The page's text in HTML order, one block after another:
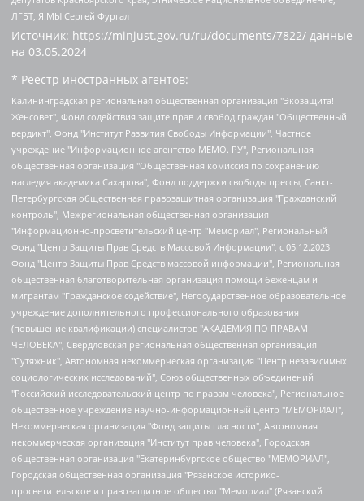
ЛГБТ, Я.МЫ Сергей Фургал
Источник: https://minjust.gov.ru/ru/documents/7822/ данные
на 03.05.2024
* Реестр иностранных агентов:
Калининградская региональная общественная организация "Экозащита!-Женсовет", Фонд содействия защите прав и свобод граждан "Общественный вердикт", Фонд "Институт Развития Свободы Информации", Частное учреждение "Информационное агентство МЕМО. РУ", Региональная общественная организация "Общественная комиссия по сохранению наследия академика Сахарова", Фонд поддержки свободы прессы, Санкт-Петербургская общественная правозащитная организация "Гражданский контроль", Межрегиональная общественная организация "Информационно-просветительский центр "Мемориал", Региональный Фонд "Центр Защиты Прав Средств Массовой Информации", с 05.12.2023 Фонд "Центр Защиты Прав Средств массовой информации", Региональная общественная благотворительная организация помощи беженцам и мигрантам "Гражданское содействие", Негосударственное образовательное учреждение дополнительного профессионального образования (повышение квалификации) специалистов "АКАДЕМИЯ ПО ПРАВАМ ЧЕЛОВЕКА", Свердловская региональная общественная организация "Сутяжник", Автономная некоммерческая организация "Центр независимых социологических исследований", Союз общественных объединений "Российский исследовательский центр по правам человека", Региональное общественное учреждение научно-информационный центр "МЕМОРИАЛ", Некоммерческая организация "Фонд защиты гласности", Автономная некоммерческая организация "Институт прав человека", Городская общественная организация "Екатеринбургское общество "МЕМОРИАЛ", Городская общественная организация "Рязанское историко-просветительское и правозащитное общество "Мемориал" (Рязанский Мемориал), Челябинский региональный орган общественной самодеятельности – женское общественное объединение "Женщины Евразии", Челябинский региональный орган общественной самодеятельности "Уральская правозащитная группа", Фонд содействия защите здоровья и социальной справедливости имени Андрея Рылькова, Автономная Некоммерческая Организация "Аналитический Центр Юрия Левады", Автономная некоммерческая организация социальной поддержки населения "Проект Апрель", Региональная общественная организация помощи женщинам и детям, находящимся в кризисной ситуации "Информационно-методический центр "Анна", Фонд содействия развитию массовых коммуникаций и правовому просвещению "Так-так-Так", Фонд содействия устойчивому развитию "Серебряная тайга", Свердловский региональный общественный фонд социальных проектов "Новое время", "Idel.Реалии", Кавказ.Реалии, Крым.Реалии, Телеканал Настоящее Время, Татаро-башкирская служба Радио Свобода (Azatliq Radiosi), Радио Свободная Европа/Радио Свобода (PCE/PC), "Сибирь.Реалии", "Фактограф", Благотворительный фонд помощи осужденным и их семьям, Автономная некоммерческая организация "Институт глобализации и социальных движений", Фонд "В защиту прав заключенных", Частное учреждение "Центр поддержки и содействия развитию средств массовой информации", Пензенский региональный общественный благотворительный фонд "Гражданский союз", "Север.Реалии", Некоммерческая организация Фонд "Правовая инициатива", Общество с ограниченной ответственностью "Радио Свободная Европа/Радио Свобода", Чешское информационное агентство "MEDIUM-ORIENT", Красноярская региональная общественная организация "Мы против СПИДа", Камалягин Денис Николаевич, Маркелов Сергей Евгеньевич, Пономарев Лев Александрович, Савицкая Людмила Алексеевна, Автономная некоммерческая организация "Центр по работе с проблемой насилия "НАСИЛИЮ.НЕТ", Межрегиональный профессиональный союз работников здравоохранения "Альянс врачей", Юридическое лицо, зарегистрированное в Латвийской Республике, SIA "Medusa Project" (регистрационный номер 40103797863, дата регистрации 10.06.2014), Некоммерческая организация "Фонд по борьбе с коррупцией", Автономная некоммерческая организация "Институт права и публичной политики", Баданин Роман Сергеевич, Гликин Максим Александрович, Железнова Мария Михайловна, Лукьянова Юлия Сергеевна, Маетная Елизавета Витальевна, Маняхин Петр Борисович, Чуракова Ольга Владимировна, Ярош Юлия Петровна, Юридическое лицо "The Insider SIA", зарегистрированное в Риге, Латвийская Республика (дата регистрации 26.06.2015), являющееся администратором доменного имени интернет-издания "The Insider SIA", https://theins.ru, Постернак Алексей Евгеньевич, Рубин Михаил Аркадьевич, Анин Роман Александрович, Юридическое лицо Istories fonds, зарегистрированное в Латвийской Республике (регистрационный номер 50008295751, дата регистрации 24.02.2020), Великовский Дмитрий Александрович, Долинина Ирина Николаевна, Мароховская Алеся Алексеевна, Шлейнов Роман Юрьевич, Шмагун Олеся Валентиновна, Общество с ограниченной ответственностью "Альтаир 2021", Общество с ограниченной ответственностью "Вега 2021", Общество с ограниченной ответственностью "Главный редактор 2021", Общество с ограниченной ответственностью "Ромашки монолит", Важенков Артем Валерьевич, Ивановская областная общественная организация "Центр гендерных исследований", Гурман Юрий Альбертович, Медиапроект "ОВД-Инфо", Егоров Владимир Владимирович, Жилинский Владимир Александрович, Общество с ограниченной ответственностью "ЗП", Иванова София Юрьевна, Карезина Инна Павловна, Кильтау Екатерина Викторовна, Петров Алексей Викторович, Пискунов Сергей Евгеньевич, Смирнов Сергей Сергеевич, Тихонов Михаил Сергеевич, Общество с ограниченной ответственностью "ЖУРНАЛИСТ-ИНОСТРАННЫЙ АГЕНТ", Арапова Галина Юрьевна, Вольтская Татьяна Анатольевна, Американская компания "Mason G.E.S. Anonymous Foundation" (США), являющаяся владельцем интернет-издания https://mnews.world/, Компания "Stichting Bellingcat", зарегистрированная в Нидерландах (дата регистрации 11.07.2018), Захаров Андрей Вячеславович, Клепиковская Екатерина Дмитриевна, Общество с ограниченной ответственностью "МЕМО", Перл Роман Александрович, Симонов Евгений Алексеевич, Соловьева Елена Анатольевна, Сотников Даниил Владимирович, Сурначева Елизавета Дмитриевна, Автономная некоммерческая организация по защите прав человека и информированию населения "Якутия – Наше Мнение", Общество с ограниченной ответственностью "Москоу диджитал медиа", с 26.01.2023 Общество с ограниченной ответственностью "Чайка Белые сады", Ветошкина Валерия Валерьевна, Заговора Максим Александрович, Межрегиональное общественное движение "Российская ЛГБТ - сеть", Оленичев Максим Владимирович, Павлов Иван Юрьевич, Скворцова Елена Сергеевна, Общество с ограниченной ответственностью "Как бы инагент", Кочетков Игорь Викторович, Общество с ограниченной ответственностью "Честные выборы", Еланчик Олег Александрович, Общество с ограниченной ответственностью "Нобелевский призыв", Гималова Регина Эмилевна, Григорьев Андрей Валерьевич, Григорьева Алина Александровна, Ассоциация по содействию защите прав призывников, альтернативнослужащих и военнослужащих "Правозащитная группа "Гражданин.Армия.Право", Хисамова Регина Фаритовна, Автономная некоммерческая организация по реализации социально-правовых программ "Лилит", Дальневосточное общественное движение "Маяк", Санкт-Петербургская ЛГБТ-инициативная группа "Выход", Инициативная группа ЛГБТ+ "Реверс", Алексеев Андрей Викторович, Бекбулатова Таисия Львовна, Беляев Иван Михайлович, Владыкина Елена Сергеевна, Гельман Марат Александрович, Никульшина Вероника Юрьевна, Толоконникова Надежда Андреевна, Шендерович Виктор Анатольевич, Общество с ограниченной ответственностью "Данное сообщение", Общество с ограниченной ответственностью Издательский дом "Новая глава", Айнбиндер Александра Александровна, Московский комьюнити-центр для ЛГБТ+инициатив, Благотворительный фонд развития филантропии, Deutsche Welle (Германия, Kurt-Schumacher-Strasse 3, 53113 Bonn), Борзунова Мария Михайловна, Воробьев Виктор Викторович, Голубева Анна Львовна, Константинова Алла Михайловна, Малкова Ирина Владимировна, Мурадов Мурад Абдулгалимович, Осетинская Елизавета Николаевна, Понасенков Евгений Николаевич, Ганапольский Матвей Юрьевич, Киселев Евгений Алексеевич, Борухович Ирина Григорьевна, Дремин Иван Тимофеевич, Дубровский Дмитрий Викторович, Красноярская региональная общественная организация поддержки и развития альтернативных образовательных технологий и межкультурных коммуникаций "ИНТЕРРА", Маяковская Екатерина Алексеевна, Фейгин Марк Захарович, Филимонов Андрей Викторович, Дзугкоева Регина Николаевна, Доброхотов Роман Александрович, Дудь Юрий Александрович, Елкин Сергей Владимирович, Кругликов Кирилл Игоревич, Сабунаева Мария Леонидовна, Семенов Алексей Владимирович, Шаинян Карен Багратович, Шульман Екатерина Михайловна, Асафьев Артур Валерьевич, Вахштайн Виктор Семенович, Венедиктов Алексей Алексеевич, Лушникова Екатерина Евгеньевна, Волков Леонид Михайлович, Невзоров Александр Глебович, Пархоменко Сергей Борисович, Сироткин Ярослав Николаевич, Кара-Мурза Владимир Владимирович, Баранова Наталья Владимировна, Гозман Леонид Яковлевич, Кагарлицкий Борис Юльевич, Климарев Михаил Валерьевич, Милов Владимир Станиславович, Автономная некоммерческая организация Краснодарский центр современного искусства "Типография", Моргенштерн Алишер Тагирович, Соболь Любовь Эдуардовна, Общество с ограниченной ответственностью "ЛИЗА НОРМ", Каспаров Гарри Кимович, Ходорковский Михаил Борисович, Общество с ограниченной ответственностью "Апрельские тезисы", Данилович Ирина Брониславовна, Кашин Олег Владимирович, Петров Николай Владимирович, Пивоваров Алексей Владимирович, Соколов Михаил Владимирович, Цветкова Юлия Владимировна, Чичваркин Евгений Александрович, Комитет против пыток/Команда против пыток, Общество с ограниченной ответственностью "Первый научный", Общество с ограниченной ответственностью "Вертолет и ко", Белоцерковская Вероника Борисовна, Кац Максим Евгеньевич, Лазарева Татьяна Юрьевна, Шаведдинов Руслан Табризович, Яшин Илья Валерьевич, Общество с ограниченной ответственностью "Иноагент ААВ", Алешковский Дмитрий Петрович, Альбац Евгения Марковна, Быков Дмитрий Львович, Галямина Юлия Евгеньевна, Лойко Сергей Леонидович, Мартынов Кирилл Константинович, Медведев Сергей Александрович, Крашенинников Федор Геннадиевич, Гордеева Катерина Вл